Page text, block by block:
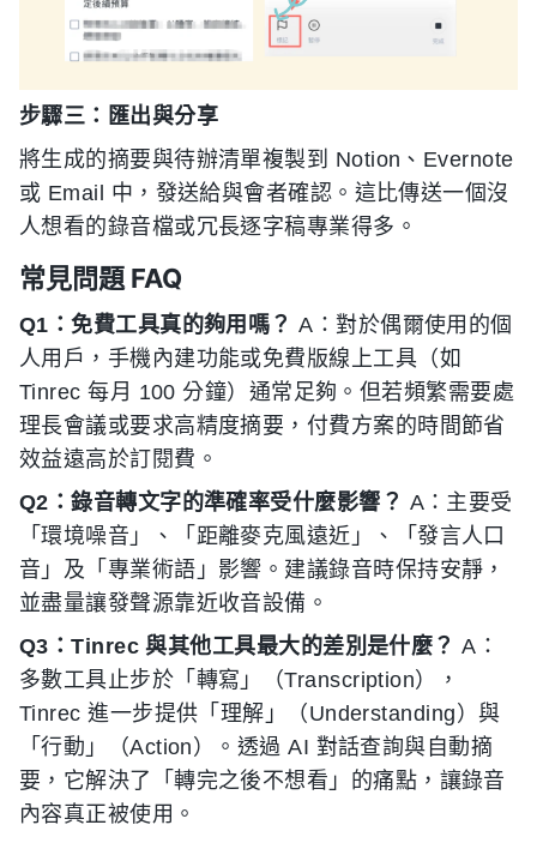
步驟三：匯出與分享
將生成的摘要與待辦清單複製到 Notion、Evernote
或 Email 中，發送給與會者確認。這比傳送一個沒
人想看的錄音檔或冗長逐字稿專業得多。
常見問題 FAQ
Q1：免費工具真的夠用嗎？ A：對於偶爾使用的個
人用戶，手機內建功能或免費版線上工具（如
Tinrec 每月 100 分鐘）通常足夠。但若頻繁需要處
理長會議或要求高精度摘要，付費方案的時間節省
效益遠高於訂閱費。
Q2：錄音轉文字的準確率受什麼影響？ A：主要受
「環境噪音」、「距離麥克風遠近」、「發言人口
音」及「專業術語」影響。建議錄音時保持安靜，
並盡量讓發聲源靠近收音設備。
Q3：Tinrec 與其他工具最大的差別是什麼？ A：
多數工具止步於「轉寫」（Transcription），
Tinrec 進一步提供「理解」（Understanding）與
「行動」（Action）。透過 AI 對話查詢與自動摘
要，它解決了「轉完之後不想看」的痛點，讓錄音
內容真正被使用。